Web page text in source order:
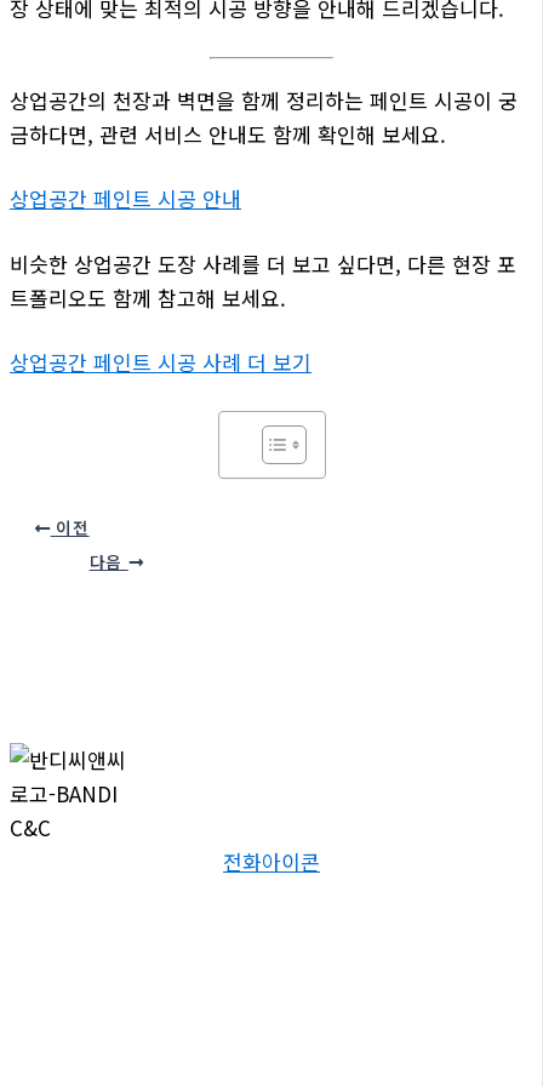
장 상태에 맞는 최적의 시공 방향을 안내해 드리겠습니다.
상업공간의 천장과 벽면을 함께 정리하는 페인트 시공이 궁
금하다면, 관련 서비스 안내도 함께 확인해 보세요.
상업공간 페인트 시공 안내
비슷한 상업공간 도장 사례를 더 보고 싶다면, 다른 현장 포
트폴리오도 함께 참고해 보세요.
상업공간 페인트 시공 사례 더 보기
이전
다음
전화아이콘